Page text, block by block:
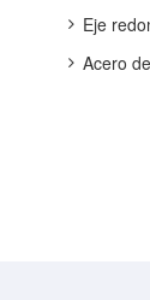
Eje
Acero